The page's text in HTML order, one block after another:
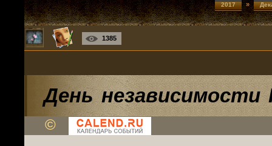
2017 »
1385
День независимости
©